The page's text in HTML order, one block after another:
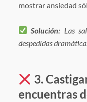
mostrar ansiedad
Solución: Las
despedidas
3.
encuentras